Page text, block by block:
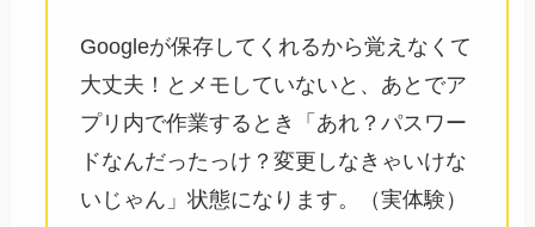
Googleが保存してくれるから覚えなくて
大丈夫！とメモしていないと、あとでア
プリ内で作業するとき「あれ？パスワー
ドなんだったっけ？変更しなきゃいけな
いじゃん」状態になります。（実体験）